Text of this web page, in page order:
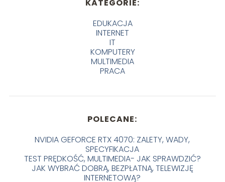
KATEGORIE:
EDUKACJA
INTERNET
IT
KOMPUTERY
MULTIMEDIA
PRACA
POLECANE:
NVIDIA GEFORCE RTX 4070: ZALETY, WADY,
SPECYFIKACJA
TEST PRĘDKOŚĆ, MULTIMEDIA- JAK SPRAWDZIĆ?
JAK WYBRAĆ DOBRĄ, BEZPŁATNĄ, TELEWIZJĘ
INTERNETOWĄ?